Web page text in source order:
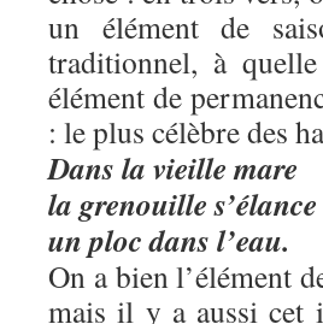
un élément de
traditionnel, à
élément de
: le plus célèbre des
Dans la vieille mare
la grenouille s’élance
un ploc dans l’eau.
On a bien l’élément
mais il y a aussi cet